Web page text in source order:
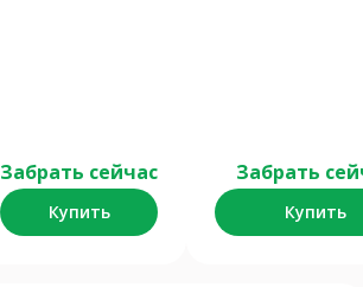
Забрать сейчас
Купить
Забрать
Купить